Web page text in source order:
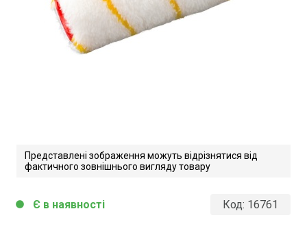
Представлені зображення можуть відрізнятися від
фактичного зовнішнього вигляду товару
Код: 16761
circle Є в наявності